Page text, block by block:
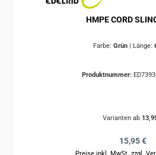
HMPE CORD
Farbe: Grün | Länge:
Produktnummer:
Varianten ab
Regulärer
15,95 €